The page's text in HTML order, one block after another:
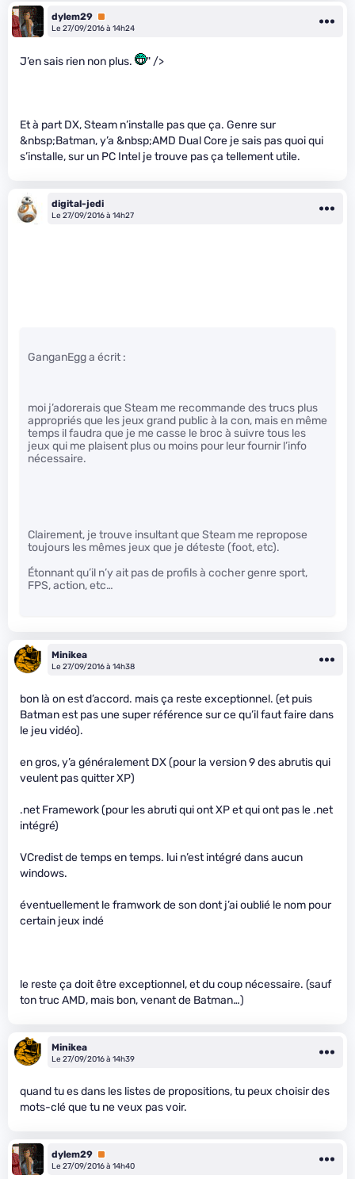
dylem29 Premium
Le 27/09/2016 à 14h24
J’en sais rien non plus. " />
Et à part DX, Steam n’installe pas que ça. Genre sur
&nbsp;Batman, y’a &nbsp;AMD Dual Core je sais pas quoi qui
s’installe, sur un PC Intel je trouve pas ça tellement utile.
digital-jedi
Le 27/09/2016 à 14h27
GanganEgg a écrit :
moi j’adorerais que Steam me recommande des trucs plus
appropriés que les jeux grand public à la con, mais en même
temps il faudra que je me casse le broc à suivre tous les
jeux qui me plaisent plus ou moins pour leur fournir l’info
nécessaire.
Clairement, je trouve insultant que Steam me repropose
toujours les mêmes jeux que je déteste (foot, etc).
Étonnant qu’il n’y ait pas de profils à cocher genre sport,
FPS, action, etc…
Minikea
Le 27/09/2016 à 14h38
bon là on est d’accord. mais ça reste exceptionnel. (et puis
Batman est pas une super référence sur ce qu’il faut faire dans
le jeu vidéo).
en gros, y’a généralement DX (pour la version 9 des abrutis qui
veulent pas quitter XP)
.net Framework (pour les abruti qui ont XP et qui ont pas le .net
intégré)
VCredist de temps en temps. lui n’est intégré dans aucun
windows.
éventuellement le framwork de son dont j’ai oublié le nom pour
certain jeux indé
le reste ça doit être exceptionnel, et du coup nécessaire. (sauf
ton truc AMD, mais bon, venant de Batman…)
Minikea
Le 27/09/2016 à 14h39
quand tu es dans les listes de propositions, tu peux choisir des
mots-clé que tu ne veux pas voir.
dylem29 Premium
Le 27/09/2016 à 14h40